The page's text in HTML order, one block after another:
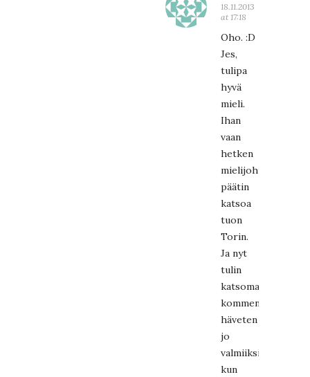
18.11.2013
at 17:18
Oho. :D
Jes,
tulipa
hyvä
mieli.
Ihan
vaan
hetken
mielijohteesta
päätin
katsoa
tuon
Torin.
Ja nyt
tulin
katsomaan
kommentit
häveten
jo
valmiiksi,
kun